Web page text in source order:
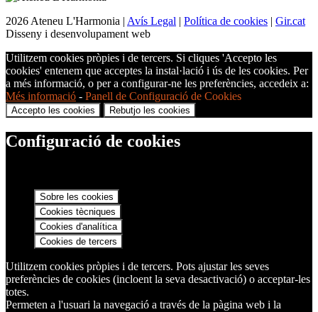
2026 Ateneu L'Harmonia | Avís Legal | Política de cookies | Gir.cat
Disseny i desenvolupament web
Utilitzem cookies pròpies i de tercers. Si cliques 'Accepto les
cookies' entenem que acceptes la instal·lació i ús de les cookies. Per
a més informació, o per a configurar-ne les preferències, accedeix a:
Més informació - Panell de Configuració de Cookies
Accepto les cookies Rebutjo les cookies
Configuració de cookies
Sobre les cookies
Cookies tècniques
Cookies d'analítica
Cookies de tercers
Utilitzem cookies pròpies i de tercers. Pots ajustar les seves
preferències de cookies (incloent la seva desactivació) o acceptar-les
totes.
Permeten a l'usuari la navegació a través de la pàgina web i la